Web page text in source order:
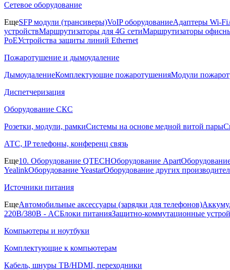
Сетевое оборудование
ЕщеSFP модули (трансиверы)VoIP оборудованиеАдаптеры Wi-Fi
устройствМаршрутизаторы для 4G сетиМаршрутизаторы
PoEУстройства защиты линий Ethernet
Пожаротушение и дымоудаление
ДымоудалениеКомплектующие пожаротушенияМодули
Диспетчеризация
Оборудование СКС
Розетки, модули, рамкиСистемы на основе медной витой пары
АТС, IP телефоны, конференц связь
Еще10. Оборудование QTECHОборудование Apart
YealinkОборудование YeastarОборудование других
Источники питания
ЕщеАвтомобильные аксессуары (зарядки для телефонов)
220В/380В - ACБлоки питанияЗащитно-коммутационные
Компьютеры и ноутбуки
Комплектующие к компьютерам
Кабель, шнуры ТВ/HDMI, переходники